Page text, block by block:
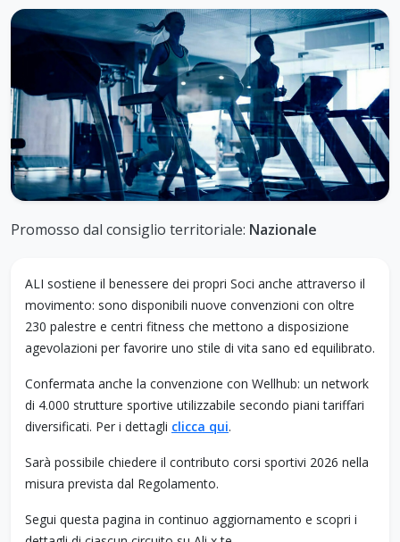
Promosso dal consiglio territoriale: Nazionale
ALI sostiene il benessere dei propri Soci anche attraverso il
movimento: sono disponibili nuove convenzioni con oltre
230 palestre e centri fitness che mettono a disposizione
agevolazioni per favorire uno stile di vita sano ed equilibrato.
Confermata anche la convenzione con Wellhub: un network
di 4.000 strutture sportive utilizzabile secondo piani tariffari
diversificati. Per i dettagli clicca qui.
Sarà possibile chiedere il contributo corsi sportivi 2026 nella
misura prevista dal Regolamento.
Segui questa pagina in continuo aggiornamento e scopri i